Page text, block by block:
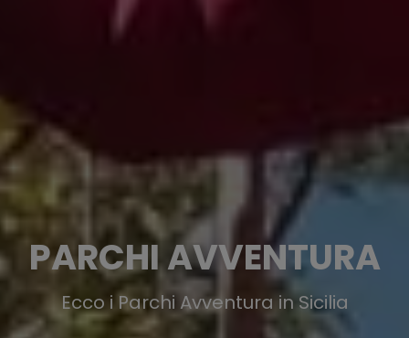
PARCHI AVVENTURA
Ecco i Parchi Avventura in Sicilia